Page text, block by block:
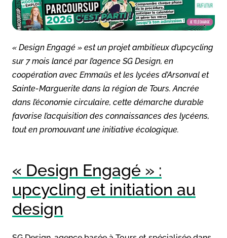
« Design Engagé » est un projet ambitieux d’upcycling
sur 7 mois lancé par l’agence SG Design, en
coopération avec Emmaüs et les lycées d’Arsonval et
Sainte-Marguerite dans la région de Tours. Ancrée
dans l’économie circulaire, cette démarche durable
favorise l’acquisition des connaissances des lycéens,
tout en promouvant une initiative écologique.
« Design Engagé » :
upcycling et initiation au
design